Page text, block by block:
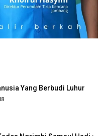
Yang Berbudi Luhur